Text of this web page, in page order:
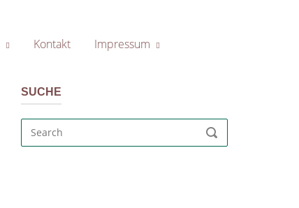
Kontakt Impressum
SUCHE
Search
for:
SEARCH